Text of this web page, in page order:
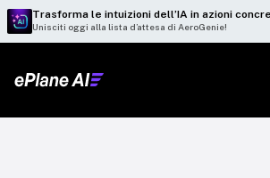
Trasforma le intuizioni dell’IA in azioni
Unisciti oggi alla lista d’attesa di AeroGenie!